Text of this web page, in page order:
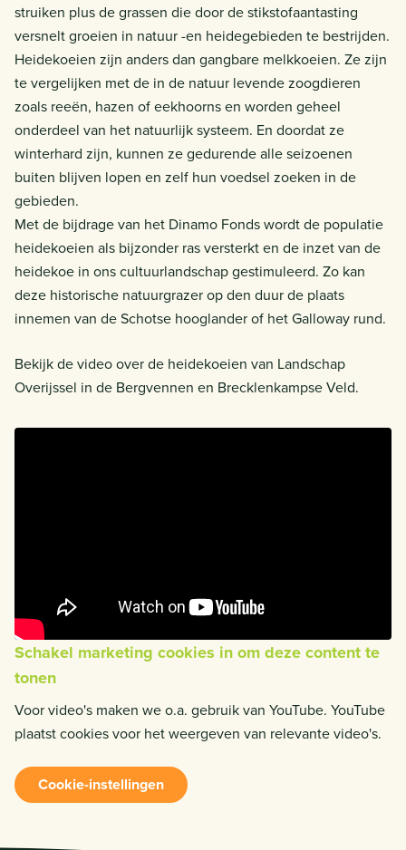
struiken plus de grassen die door de stikstofaantasting
versnelt groeien in natuur -en heidegebieden te bestrijden.
Heidekoeien zijn anders dan gangbare melkkoeien. Ze zijn
te vergelijken met de in de natuur levende zoogdieren
zoals reeën, hazen of eekhoorns en worden geheel
onderdeel van het natuurlijk systeem. En doordat ze
winterhard zijn, kunnen ze gedurende alle seizoenen
buiten blijven lopen en zelf hun voedsel zoeken in de
gebieden.
Met de bijdrage van het Dinamo Fonds wordt de populatie
heidekoeien als bijzonder ras versterkt en de inzet van de
heidekoe in ons cultuurlandschap gestimuleerd. Zo kan
deze historische natuurgrazer op den duur de plaats
innemen van de Schotse hooglander of het Galloway rund.
Bekijk de video over de heidekoeien van Landschap
Overijssel in de Bergvennen en Brecklenkampse Veld.
Schakel marketing cookies in om deze content te
tonen
Voor video's maken we o.a. gebruik van YouTube. YouTube
plaatst cookies voor het weergeven van relevante video's.
Cookie-instellingen